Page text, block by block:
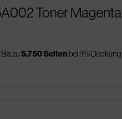
Toner Magenta
Bis zu5.750 Seitenbei 5% Deckung